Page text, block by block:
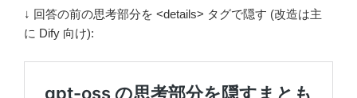
↓ 回答の前の思考部分を <details> タグで隠す (改造は主
に Dify 向け):